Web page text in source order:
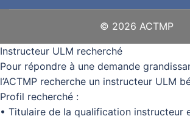
© 2026 ACTMP
Instructeur ULM recherché
Pour répondre à une demande
l’ACTMP recherche un instructeur ULM
Profil recherché :
• Titulaire de la qualification instructeur